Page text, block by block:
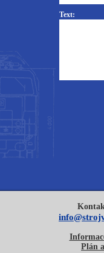
Text:
Plán